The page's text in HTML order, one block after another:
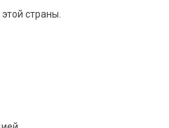
страны.